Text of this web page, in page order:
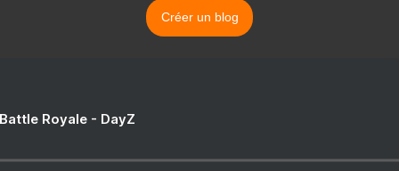
Créer un blog
Royale - DayZ